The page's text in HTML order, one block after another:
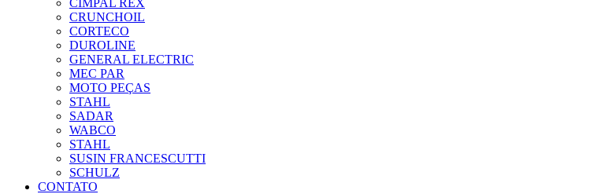
CIMPAL REX
CRUNCHOIL
CORTECO
DUROLINE
GENERAL ELECTRIC
MEC PAR
MOTO PEÇAS
STAHL
SADAR
WABCO
STAHL
SUSIN FRANCESCUTTI
SCHULZ
CONTATO